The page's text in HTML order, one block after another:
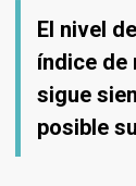
El nivel
índice de
sigue
posible